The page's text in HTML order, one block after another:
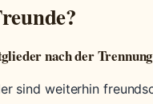
nach der Trennung
sind weiterhin